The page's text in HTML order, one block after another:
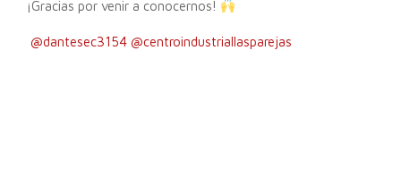
¡Gracias por venir a conocernos!
@dantesec3154 @centroindustriallasparejas